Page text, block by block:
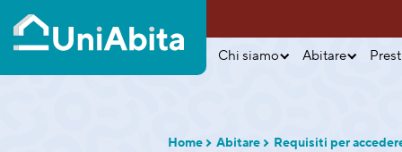
Chi siamo Abitare
Home Abitare Requisiti per